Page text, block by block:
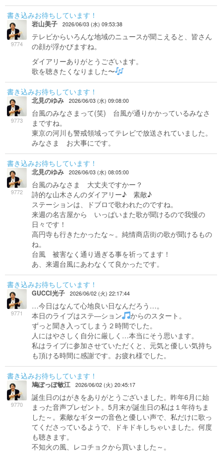
書き込みお待ちしています！
9774
岩山美子 2026/06/03 (水) 09:53:38
テレビからいろんな地域のニュースが聞こえると、皆さん
の顔が浮かびますね。
ダイアリーありがとうございます。
歌を聴きたくなりました〜
書き込みお待ちしています！
9773
北見のゆみ 2026/06/03 (水) 09:08:00
台風のみなさまって(笑) 台風が通りかかっているみなさ
まですね。
東京の河川も警戒領域ってテレビで放送されていました。
みなさま お大事にです。
書き込みお待ちしています！
9772
北見のゆみ 2026/06/03 (水) 08:05:00
台風のみなさま 大丈夫ですかー？
詩的な山木さんのダイアリー♪ 素敵♪
ステーションは、ドブロで歌われたのですね。
来週の名古屋から いっぱいまた歌が聞けるので我慢の
日々です！
高円寺も行きたかったな～。純情商店街の歌が聞けるもの
ね。
台風 被害なく通り過ぎる事を祈ってます！
あ、来週台風にあわなくて良かったです。
書き込みお待ちしています！
9771
GUCCI光子 2026/06/02 (火) 22:17:44
…今日はなんて心地良い日なんだろう…。
本日のライブはステ―ション
からのスタート。
ずっと聞き入ってしまう２時間でした。
人にはやさしく自分に厳しく…本当にそう思います。
私はライブに参加させていただくと、元気と優しい気持ち
も頂ける時間に感謝です。お疲れ様でした。
書き込みお待ちしています！
9770
鳩ぽっぽ敏江 2026/06/02 (火) 20:45:17
誕生日のはがきをありがとうございました。昨年6月に始
まった音声プレゼント。5月末が誕生日の私は１年待ちま
した～。素敵なギターの音色と優しい声で、私だけに歌っ
てくださっているようで、ドキドキしちゃいました。何度
も聴きます。
不知火の風、レコチョクから買いました～。